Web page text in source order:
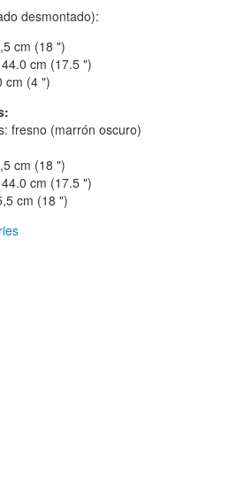
desmontado):
cm (18 ")
cm (17.5 ")
cm (4 ")
fresno (marrón oscuro)
cm (18 ")
cm (17.5 ")
cm (18 ")